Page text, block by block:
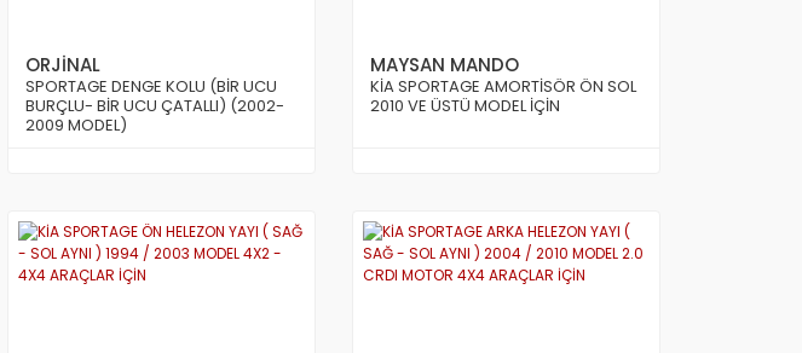
ORJİNAL
SPORTAGE DENGE KOLU (BİR UCU
BURÇLU- BİR UCU ÇATALLI) (2002-
2009 MODEL)
MAYSAN MANDO
KİA SPORTAGE AMORTİSÖR ÖN SOL
2010 VE ÜSTÜ MODEL İÇİN